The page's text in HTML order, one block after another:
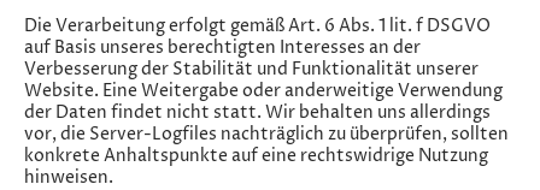
Die Verarbeitung erfolgt gemäß Art. 6 Abs. 1 lit. f DSGVO
auf Basis unseres berechtigten Interesses an der
Verbesserung der Stabilität und Funktionalität unserer
Website. Eine Weitergabe oder anderweitige Verwendung
der Daten findet nicht statt. Wir behalten uns allerdings
vor, die Server-Logfiles nachträglich zu überprüfen, sollten
konkrete Anhaltspunkte auf eine rechtswidrige Nutzung
hinweisen.